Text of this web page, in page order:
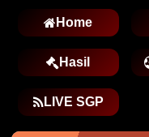
Home
Hasil
LIVE SGP